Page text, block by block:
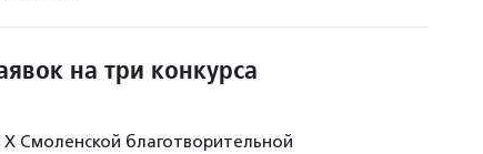
на три конкурса
Смоленской благотворительной